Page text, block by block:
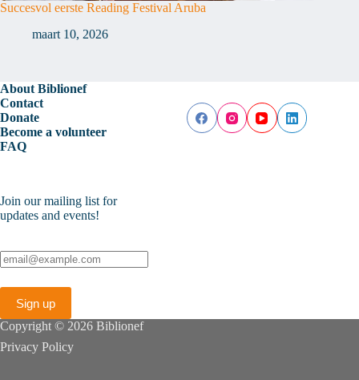
Succesvol eerste Reading Festival Aruba
maart 10, 2026
About Biblionef
Contact
Donate
Become a volunteer
FAQ
Join our mailing list for
updates and events!
Copyright © 2026 Biblionef
Privacy Policy